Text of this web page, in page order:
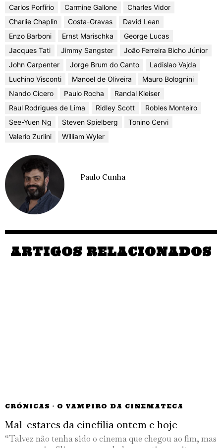
Carlos Porfírio
Carmine Gallone
Charles Vidor
Charlie Chaplin
Costa-Gravas
David Lean
Enzo Barboni
Ernst Marischka
George Lucas
Jacques Tati
Jimmy Sangster
João Ferreira Bicho Júnior
John Carpenter
Jorge Brum do Canto
Ladislao Vajda
Luchino Visconti
Manoel de Oliveira
Mauro Bolognini
Nando Cicero
Paulo Rocha
Randal Kleiser
Raul Rodrigues de Lima
Ridley Scott
Robles Monteiro
See-Yuen Ng
Steven Spielberg
Tonino Cervi
Valerio Zurlini
William Wyler
Paulo Cunha
ARTIGOS RELACIONADOS
CRÓNICAS · O VAMPIRO DA CINEMATECA
Mal-estares da cinefilia ontem e hoje
“Talvez não tenha sido o cinema que chegou ao fim, mas